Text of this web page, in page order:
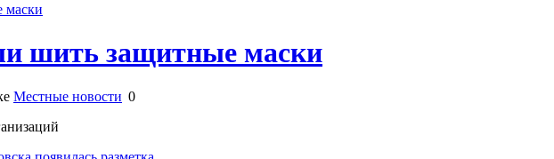
шить защитные маски
Местные новости 0